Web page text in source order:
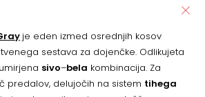
je eden izmed osrednjih kosov
sestava za dojenčke. Odlikujeta
sivo–bela kombinacija. Za
predalov, delujočih na sistem tihega